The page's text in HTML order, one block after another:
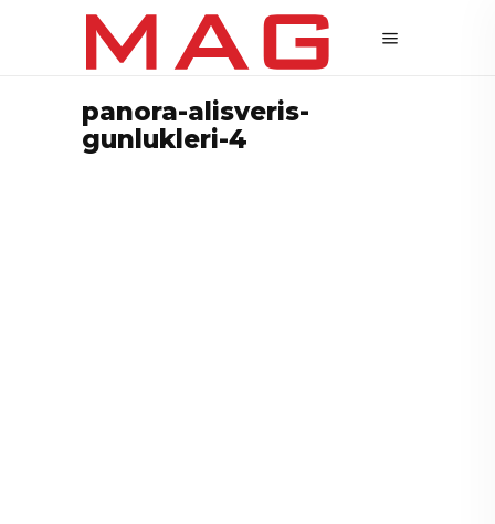
panora-alisveris-
gunlukleri-4